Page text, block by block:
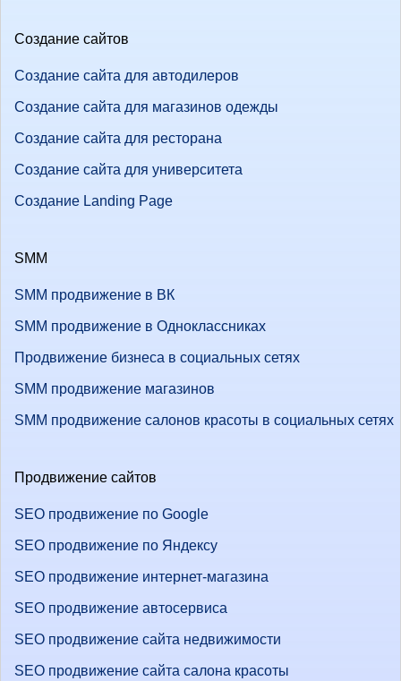
Создание сайтов
Создание сайта для автодилеров
Создание сайта для магазинов одежды
Создание сайта для ресторана
Создание сайта для университета
Создание Landing Page
SMM
SMM продвижение в ВК
SMM продвижение в Одноклассниках
Продвижение бизнеса в социальных сетях
SMM продвижение магазинов
SMM продвижение салонов красоты в социальных сетях
Продвижение сайтов
SEO продвижение по Google
SEO продвижение по Яндексу
SEO продвижение интернет-магазина
SEO продвижение автосервиса
SEO продвижение сайта недвижимости
SEO продвижение сайта салона красоты